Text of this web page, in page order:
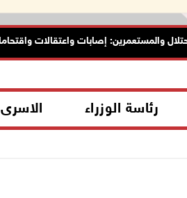
والمستعمرين: إصابات واعتقالات واقتحامات
رئاسة الوزراء الاسرى